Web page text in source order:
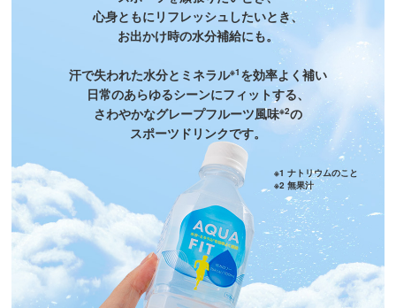
心身ともにリフレッシュしたいとき、
お出かけ時の水分補給にも。
汗で失われた水分とミネラル※1 を効率よく補い
日常のあらゆるシーンにフィットする、
さわやかなグレープフルーツ風味※2の
スポーツドリンクです。
※1 ナトリウムのこと
※2 無果汁